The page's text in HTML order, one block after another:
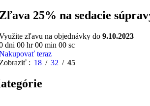
25% na sedacie
zľavu na objednávky do 9.10.2023
dni 00 hr00 min 00 sc
teraz
18 32 45